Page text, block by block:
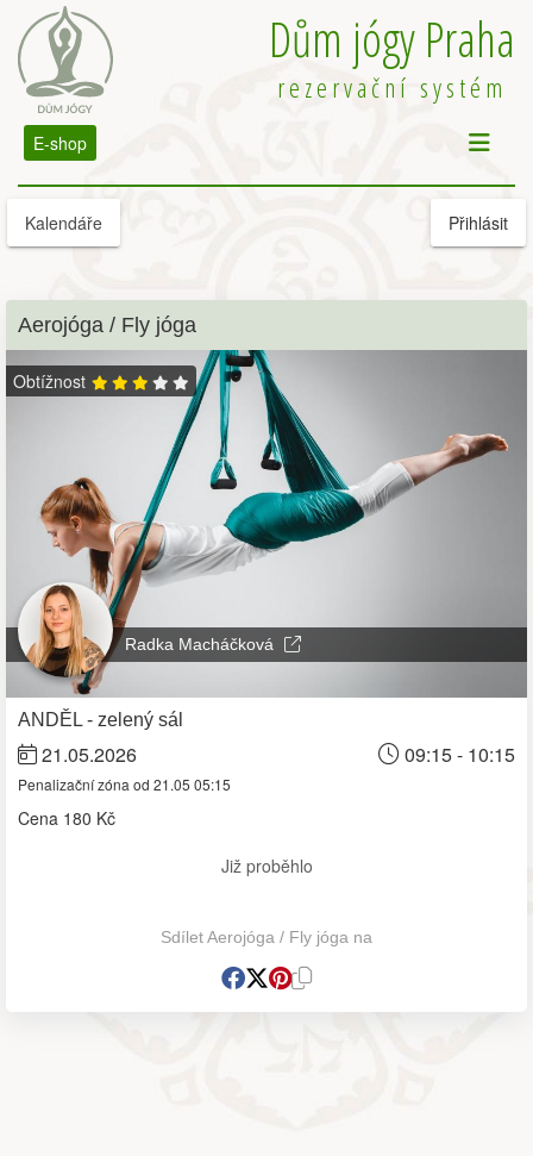
Dům jógy Praha
rezervační systém
E-shop
Kalendáře Přihlásit
Aerojóga / Fly jóga
Obtížnost
Radka Macháčková
ANDĚL - zelený sál
21.05.2026 09:15 - 10:15
Penalizační zóna od 21.05 05:15
Cena 180 Kč
Již proběhlo
Sdílet Aerojóga / Fly jóga na